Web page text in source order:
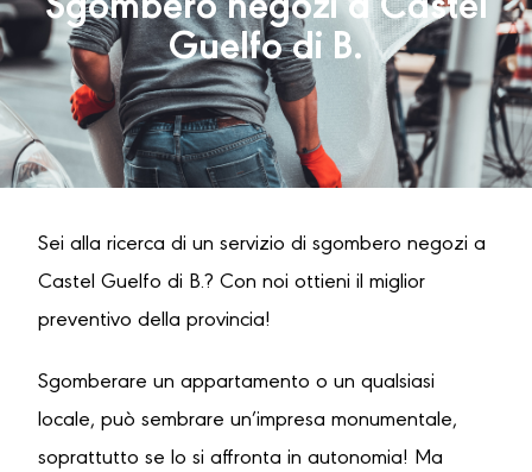
Guelfo di B.
Sei alla ricerca di un servizio di sgombero negozi a
Castel Guelfo di B.? Con noi ottieni il miglior
preventivo della provincia!
Sgomberare un appartamento o un qualsiasi
locale, può sembrare un’impresa monumentale,
soprattutto se lo si affronta in autonomia! Ma